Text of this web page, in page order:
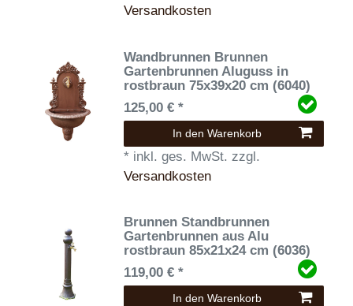
Versandkosten
Wandbrunnen Brunnen
Gartenbrunnen Aluguss in
rostbraun 75x39x20 cm (6040)
125,00 € *
In den Warenkorb
* inkl. ges. MwSt. zzgl.
Versandkosten
Brunnen Standbrunnen
Gartenbrunnen aus Alu
rostbraun 85x21x24 cm (6036)
119,00 € *
In den Warenkorb